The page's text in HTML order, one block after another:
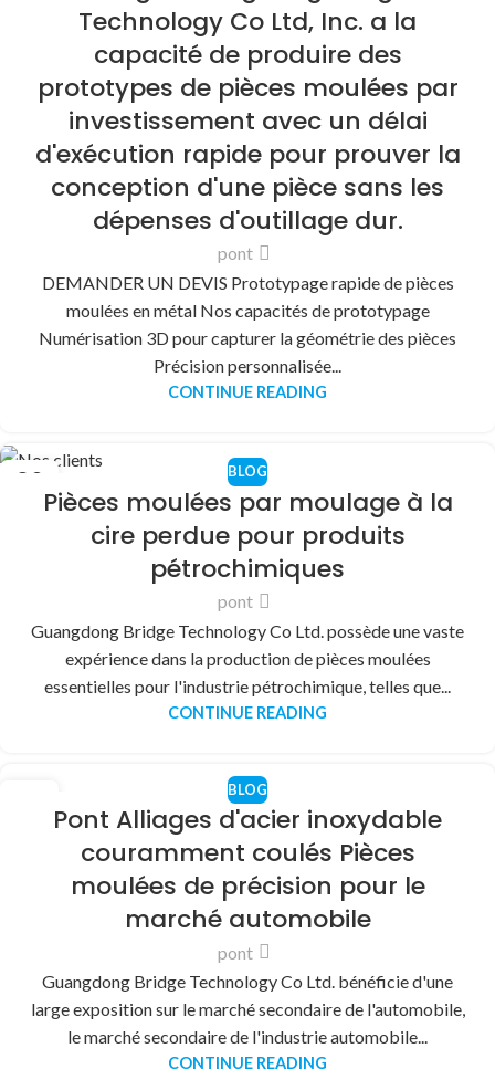
Technology Co Ltd, Inc. a la
capacité de produire des
prototypes de pièces moulées par
investissement avec un délai
d'exécution rapide pour prouver la
conception d'une pièce sans les
dépenses d'outillage dur.
pont
DEMANDER UN DEVIS Prototypage rapide de pièces
moulées en métal Nos capacités de prototypage
Numérisation 3D pour capturer la géométrie des pièces
Précision personnalisée...
CONTINUE READING
30 BLOG
Pièces moulées par moulage à la
cire perdue pour produits
pétrochimiques
pont
Guangdong Bridge Technology Co Ltd. possède une vaste
expérience dans la production de pièces moulées
essentielles pour l'industrie pétrochimique, telles que...
CONTINUE READING
BLOG
Pont Alliages d'acier inoxydable
couramment coulés Pièces
moulées de précision pour le
marché automobile
pont
Guangdong Bridge Technology Co Ltd. bénéficie d'une
large exposition sur le marché secondaire de l'automobile,
le marché secondaire de l'industrie automobile...
CONTINUE READING